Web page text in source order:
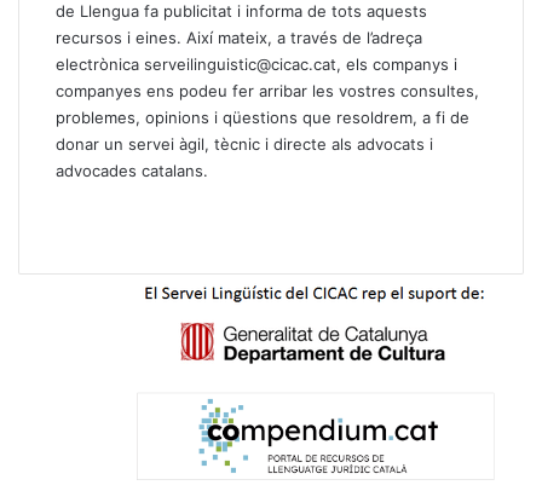
de Llengua fa publicitat i informa de tots aquests
recursos i eines. Així mateix, a través de l’adreça
electrònica serveilinguistic@cicac.cat, els companys i
companyes ens podeu fer arribar les vostres consultes,
problemes, opinions i qüestions que resoldrem, a fi de
donar un servei àgil, tècnic i directe als advocats i
advocades catalans.